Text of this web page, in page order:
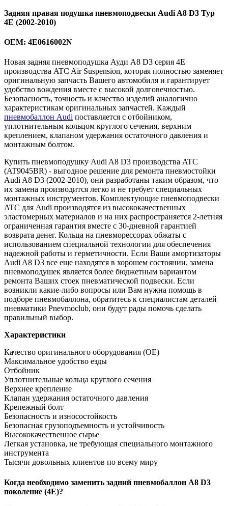
Задняя правая подушка пневмоподвески Audi A8 D3 Typ
4E (2002-2010)
OEM: 4E0616002N
Новая задняя пневмоподушка Ауди A8 D3 серия 4E
производства ATC Air Suspension, которая полностью заменяет
оригинальную запчасть Вашего автомобиля и гарантирует
удобство вождения вместе с высокой долговечностью.
Безопасность, точность и качество изделий аналогично
характеристикам оригинальных запчастей. Каждый
пневмобаллон Audi поставляется с отбойником,
уплотнительным кольцом круглого сечения, верхним
креплением, клапаном удержания остаточного давления и
монтажным болтом.
Купить пневмоподушку Audi A8 D3 производства ATC
(AT9045BR) - выгодное решение для ремонта пневмостойки
Audi A8 D3 (2002-2010), они разработаны таким образом, что
их замена производится легко и не требует специальных
монтажных инструментов. Комплектующие пневмоподвески
ATC для Audi производятся из высококачественных
эластомерных материалов и на них распространяется 2-летняя
ограниченная гарантия вместе с 30-дневной гарантией
возврата денег. Кольца на пневморессорах обжаты с
использованием специальной технологии для обеспечения
надежной работы и герметичности. Если Ваши амортизаторы
Audi A8 D3 все еще находятся в хорошем состоянии, замена
пневмоподушек является более бюджетным вариантом
ремонта Ваших стоек пневматической подвески. Если
возникли какие-либо вопросы или Вам нужна помощь в
подборе пневмобаллона, обратитесь к специалистам деталей
пневматики Pnevmoclub, они будут рады помочь сделать
правильный выбор.
Характеристики
Качество оригинального оборудования (OE)
Максимальное удобство езды
Отбойник
Уплотнительные кольца круглого сечения
Верхнее крепление
Клапан удержания остаточного давления
Крепежный болт
Безопасность и износостойкость
Безопасная грузоподъемность и устойчивость
Высококачественное сырье
Легкая установка, не требующая специального монтажного
инструмента
Тысячи довольных клиентов по всему миру
Когда необходимо заменить задний пневмобаллон A8 D3
поколение (4E)?